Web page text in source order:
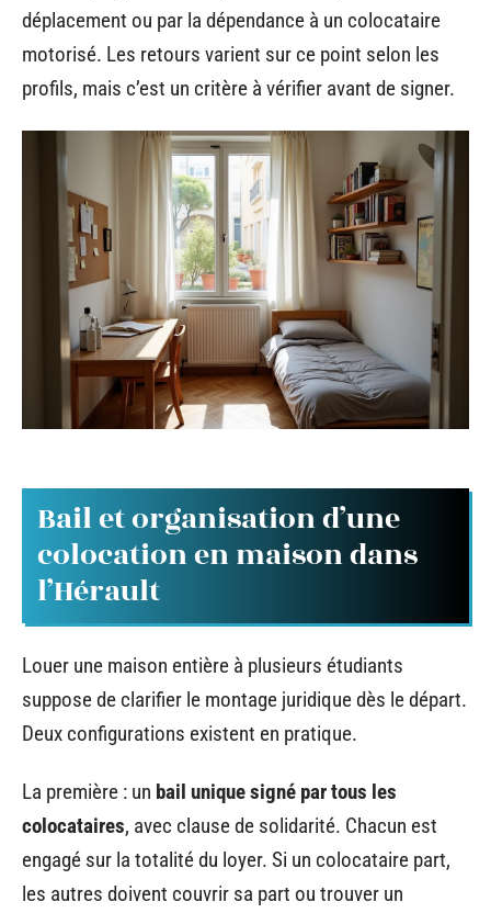
déplacement ou par la dépendance à un colocataire
motorisé. Les retours varient sur ce point selon les
profils, mais c’est un critère à vérifier avant de signer.
Bail et organisation d’une
colocation en maison dans
l’Hérault
Louer une maison entière à plusieurs étudiants
suppose de clarifier le montage juridique dès le départ.
Deux configurations existent en pratique.
La première : un bail unique signé par tous les
colocataires, avec clause de solidarité. Chacun est
engagé sur la totalité du loyer. Si un colocataire part,
les autres doivent couvrir sa part ou trouver un